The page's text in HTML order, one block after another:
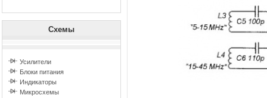
Схемы
Усилители
Блоки питания
Индикаторы
Микросхемы